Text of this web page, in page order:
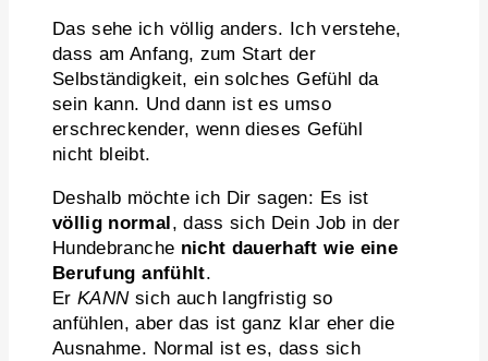
Das sehe ich völlig anders. Ich verstehe,
dass am Anfang, zum Start der
Selbständigkeit, ein solches Gefühl da
sein kann. Und dann ist es umso
erschreckender, wenn dieses Gefühl
nicht bleibt.
Deshalb möchte ich Dir sagen: Es ist
völlig normal , dass sich Dein Job in der
Hundebranche nicht dauerhaft wie eine
Berufung anfühlt.
Er KANNsich auch langfristig so
anfühlen, aber das ist ganz klar eher die
Ausnahme. Normal ist es, dass sich